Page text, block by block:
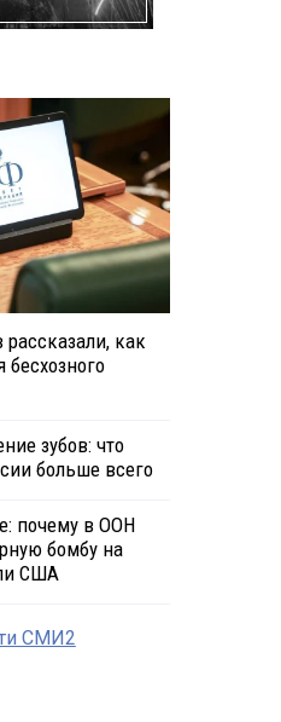
рассказали, как
бесхозного
зубов: что
больше всего
почему в ООН
бомбу на
США
СМИ2